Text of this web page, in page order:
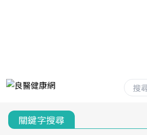
關鍵字搜尋